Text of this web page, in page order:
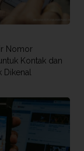
Nomor
Kontak dan
Dikenal